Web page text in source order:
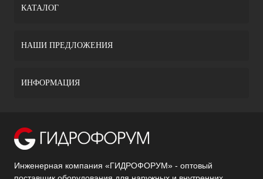
КАТАЛОГ
НАШИ ПРЕДЛОЖЕНИЯ
ИНФОРМАЦИЯ
Инженерная компания «ГИДРОФОРУМ» - оптовый